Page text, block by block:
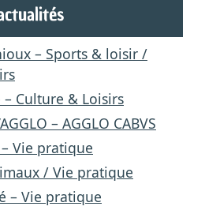
– Sports & loisir /
Culture & Loisirs
– AGGLO CABVS
Vie pratique
/ Vie pratique
– Vie pratique